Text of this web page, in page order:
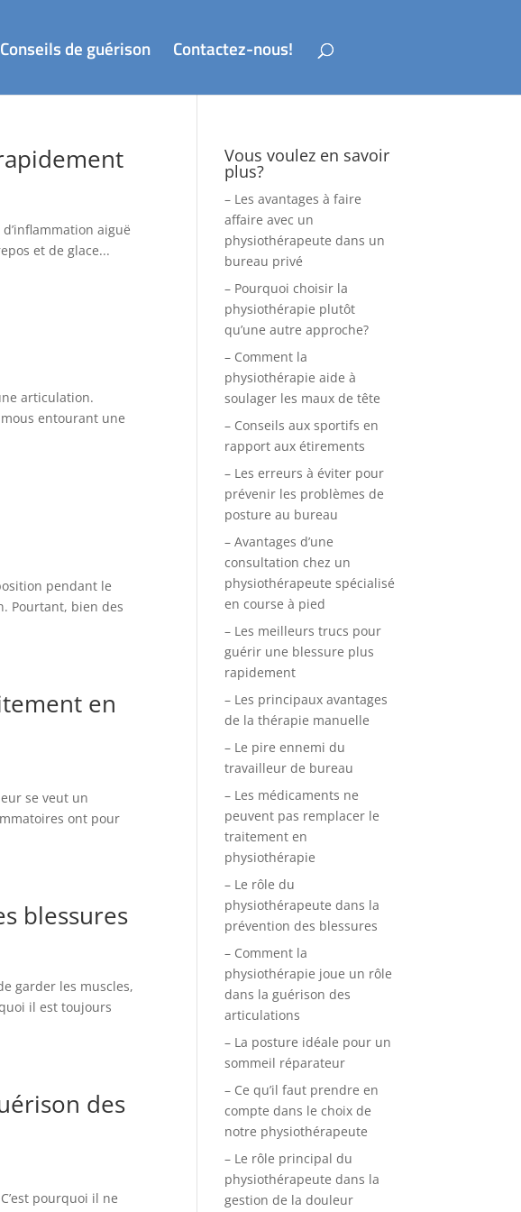
Conseils de guérison Contactez-nous!
aiguë
et de glace...
articulation.
entourant une
pendant le
Pourtant, bien des
en
se veut un
ont pour
blessures
garder les muscles,
il est toujours
des
pourquoi il ne
Vous voulez en savoir
plus?
– Les avantages à faire
affaire avec un
physiothérapeute dans un
bureau privé
– Pourquoi choisir la
physiothérapie plutôt
qu’une autre approche?
– Comment la
physiothérapie aide à
soulager les maux de tête
– Conseils aux sportifs en
rapport aux étirements
– Les erreurs à éviter pour
prévenir les problèmes de
posture au bureau
– Avantages d’une
consultation chez un
physiothérapeute spécialisé
en course à pied
– Les meilleurs trucs pour
guérir une blessure plus
rapidement
– Les principaux avantages
de la thérapie manuelle
– Le pire ennemi du
travailleur de bureau
– Les médicaments ne
peuvent pas remplacer le
traitement en
physiothérapie
– Le rôle du
physiothérapeute dans la
prévention des blessures
– Comment la
physiothérapie joue un rôle
dans la guérison des
articulations
– La posture idéale pour un
sommeil réparateur
– Ce qu’il faut prendre en
compte dans le choix de
notre physiothérapeute
– Le rôle principal du
physiothérapeute dans la
gestion de la douleur